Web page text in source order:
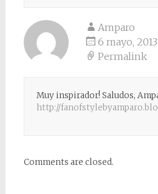
Amparo
6 mayo, 2013
Permalink
Muy inspirador! Saludos,
http://
Comments are closed.